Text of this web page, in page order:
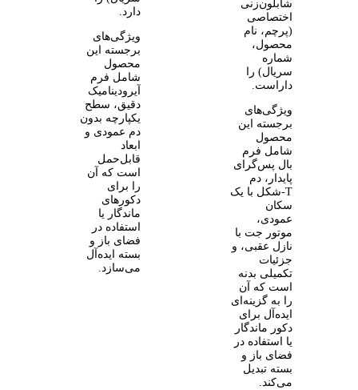
شابلون‌زنی
اختصاصی
(پرچم، نام
محصول،
شماره
سریال) را
داراست.
ویژگی‌های
برجسته این
محصول
شامل فرم
بال پس‌گرای
پایدار، دم
T‑شکل با یک
سکان
عمودی،
موتور جت با
نازل عقبی، و
جزئیات
تکمیلی بدنه
است که آن
را به گزینه‌ای
ایده‌آل برای
دکور ماندگار
یا استفاده در
فضای باز و
بسته تبدیل
می‌کند.
دارد.
ویژگی‌های
برجسته این
محصول
شامل فرم
آیرودینامیک
دقیق، سطح
یکپارچه بدون
دم عمودی و
ابعاد
قابل‌حمل
است که آن
را برای
دکورهای
ماندگار یا
استفاده در
فضای باز و
بسته ایده‌آل
می‌سازد.